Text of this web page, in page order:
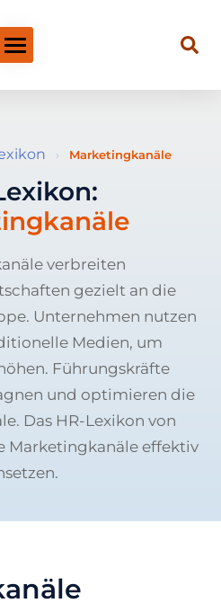
› Marketingkanäle
verbreiten
gezielt an die
Unternehmen nutzen
Medien, um
Führungskräfte
und optimieren die
Das HR-Lexikon von
Marketingkanäle effektiv